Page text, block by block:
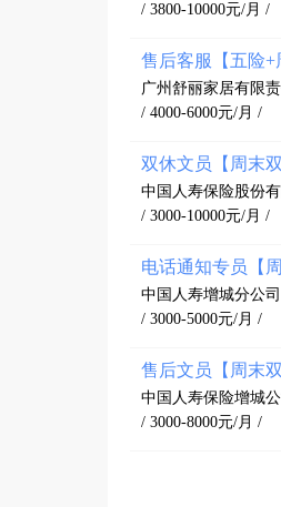
/ 3800-10000元/月 /
售后客服【五险+
广州舒丽家居有限
/ 4000-6000元/月 /
双休文员【周末
中国人寿保险股份
/ 3000-10000元/月 /
电话通知专员【
中国人寿增城分公司
/ 3000-5000元/月 /
售后文员【周末
中国人寿保险增城公
/ 3000-8000元/月 /